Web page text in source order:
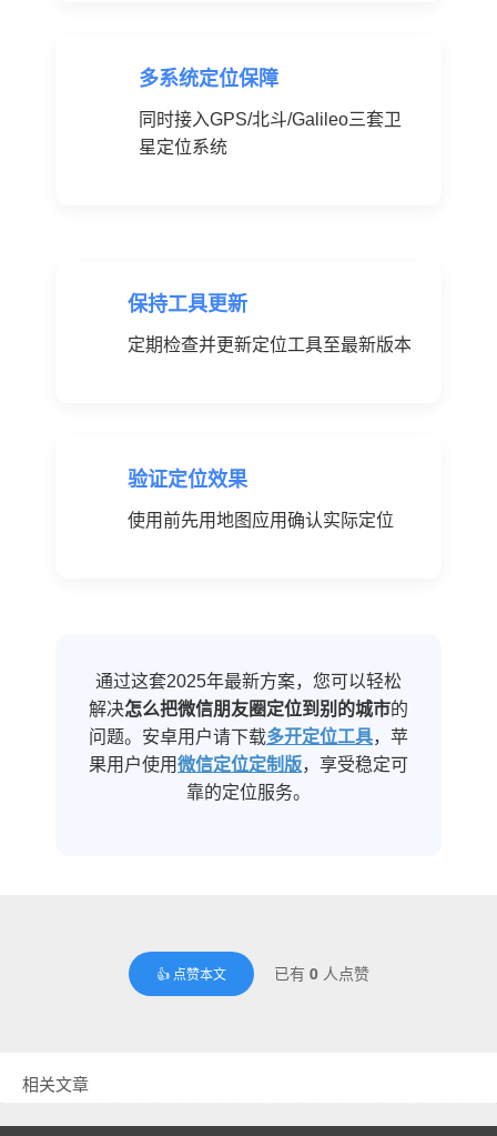
多系统定位保障
同时接入GPS/北斗/Galileo三套卫
星定位系统
保持工具更新
定期检查并更新定位工具至最新版本
验证定位效果
使用前先用地图应用确认实际定位
通过这套2025年最新方案，您可以轻松
解决怎么把微信朋友圈定位到别的城市的
问题。安卓用户请下载多开定位工具，苹
果用户使用微信定位定制版，享受稳定可
靠的定位服务。
👍 点赞本文 已有 0人点赞
相关文章